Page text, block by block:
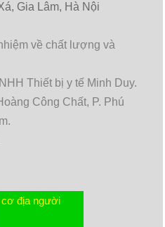
Gia Lâm, Hà Nội
về chất lượng và
Thiết bị y tế Minh Duy.
Công Chất, P. Phú
cơ địa người